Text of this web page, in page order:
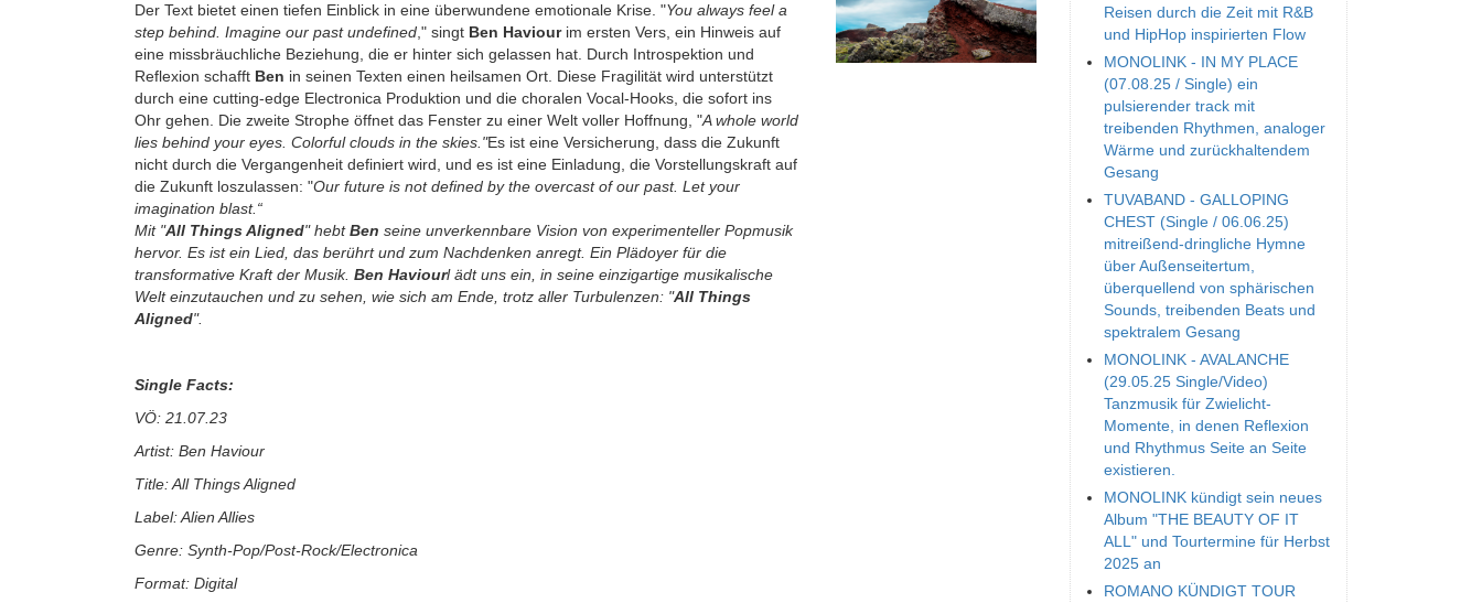
Der Text bietet einen tiefen Einblick in eine überwundene emotionale Krise. "You always feel a
step behind. Imagine our past undefined ," singt Ben Haviour im ersten Vers, ein Hinweis auf
eine missbräuchliche Beziehung, die er hinter sich gelassen hat. Durch Introspektion und
Reflexion schafft Ben in seinen Texten einen heilsamen Ort. Diese Fragilität wird unterstützt
durch eine cutting-edge Electronica Produktion und die choralen Vocal-Hooks, die sofort ins
Ohr gehen. Die zweite Strophe öffnet das Fenster zu einer Welt voller Hoffnung, "A whole world
lies behind your eyes. Colorful clouds in the skies."Es ist eine Versicherung, dass die Zukunft
nicht durch die Vergangenheit definiert wird, und es ist eine Einladung, die Vorstellungskraft auf
die Zukunft loszulassen: "Our future is not defined by the overcast of our past. Let your
imagination blast.“
Mit "All Things Aligned" hebtBen seine unverkennbare Vision von experimenteller Popmusik
hervor. Es ist ein Lied, das berührt und zum Nachdenken anregt. Ein Plädoyer für die
transformative Kraft der Musik. Ben Haviourl ädt uns ein, in seine einzigartige musikalische
Welt einzutauchen und zu sehen, wie sich am Ende, trotz aller Turbulenzen: "All Things
Aligned".
Single Facts:
VÖ: 21.07.23
Artist: Ben Haviour
Title: All Things Aligned
Label: Alien Allies
Genre: Synth-Pop/Post-Rock/Electronica
Format: Digital
Reisen durch die Zeit mit R&B
und HipHop inspirierten Flow
MONOLINK - IN MY PLACE
(07.08.25 / Single) ein
pulsierender track mit
treibenden Rhythmen, analoger
Wärme und zurückhaltendem
Gesang
TUVABAND - GALLOPING
CHEST (Single / 06.06.25)
mitreißend-dringliche Hymne
über Außenseitertum,
überquellend von sphärischen
Sounds, treibenden Beats und
spektralem Gesang
MONOLINK - AVALANCHE
(29.05.25 Single/Video)
Tanzmusik für Zwielicht-
Momente, in denen Reflexion
und Rhythmus Seite an Seite
existieren.
MONOLINK kündigt sein neues
Album "THE BEAUTY OF IT
ALL" und Tourtermine für Herbst
2025 an
ROMANO KÜNDIGT TOUR